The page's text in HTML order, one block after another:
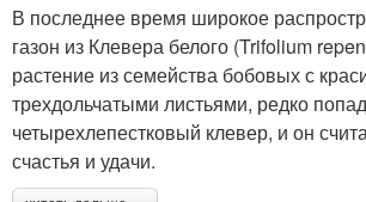
В последнее время широкое
газон из Клевера белого (Trifolium
растение из семейства бобовых с
трехдольчатыми листьями, редко
четырехлепестковый клевер, и он
счастья и удачи.